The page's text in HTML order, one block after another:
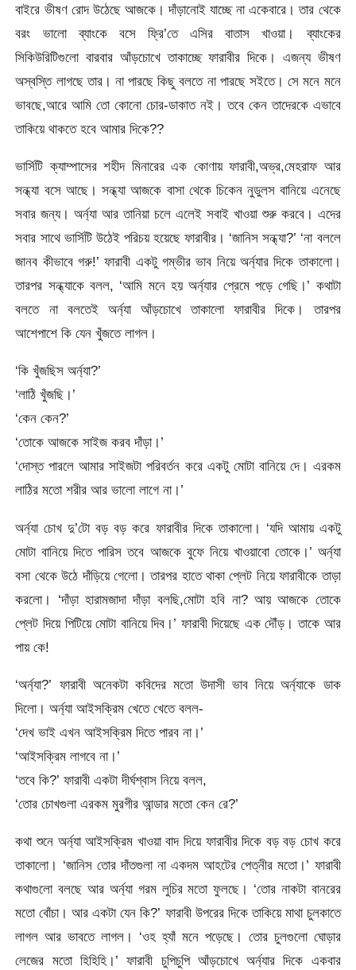
বাইরে ভীষণ রোদ উঠেছে আজকে। দাঁড়ানোই যাচ্ছে না একেবারে। তার থেকে
বরং ভালো ব্যাংকে বসে ফ্রি’তে এসির বাতাস খাওয়া। ব্যাংকের
সিকিউরিটিগুলো বারবার আঁড়চোখে তাকাচ্ছে ফারাবীর দিকে। এজন্য ভীষণ
অস্বস্তি লাগছে তার। না পারছে কিছু বলতে না পারছে সইতে। সে মনে মনে
ভাবছে,আরে আমি তো কোনো চোর-ডাকাত নই। তবে কেন তাদেরকে এভাবে
তাকিয়ে থাকতে হবে আমার দিকে??
ভার্সিটি ক্যাম্পাসের শহীদ মিনারের এক কোণায় ফারাবী,অভ্র,মেহরাফ আর
সন্ধ্যা বসে আছে। সন্ধ্যা আজকে বাসা থেকে চিকেন নুডুলস বানিয়ে এনেছে
সবার জন্য। অর্ন্যা আর তানিয়া চলে এলেই সবাই খাওয়া শুরু করবে। এদের
সবার সাথে ভার্সিটি উঠেই পরিচয় হয়েছে ফারাবীর। ‘জানিস সন্ধ্যা?’ ‘না বললে
জানব কীভাবে গরু!’ ফারাবী একটু গম্ভীর ভাব নিয়ে অর্ন্যার দিকে তাকালো।
তারপর সন্ধ্যাকে বলল, ‘আমি মনে হয় অর্ন্যার প্রেমে পড়ে গেছি।’ কথাটা
বলতে না বলতেই অর্ন্যা আঁড়চোখে তাকালো ফারাবীর দিকে। তারপর
আশেপাশে কি যেন খুঁজতে লাগল।
‘কি খুঁজছিস অর্ন্যা?’
‘লাঠি খুঁজছি।’
‘কেন কেন?’
‘তোকে আজকে সাইজ করব দাঁড়া।’
‘দোস্ত পারলে আমার সাইজটা পরিবর্তন করে একটু মোটা বানিয়ে দে। এরকম
লাঠির মতো শরীর আর ভালো লাগে না।’
অর্ন্যা চোখ দু’টো বড় বড় করে ফারাবীর দিকে তাকালো। ‘যদি আমায় একটু
মোটা বানিয়ে দিতে পারিস তবে আজকে বুফে নিয়ে খাওয়াবো তোকে।’ অর্ন্যা
বসা থেকে উঠে দাঁড়িয়ে গেলো। তারপর হাতে থাকা প্লেট নিয়ে ফারাবীকে তাড়া
করলো। ‘দাঁড়া হারামজাদা দাঁড়া বলছি,মোটা হবি না? আয় আজকে তোকে
প্লেট দিয়ে পিটিয়ে মোটা বানিয়ে দিব।’ ফারাবী দিয়েছে এক দৌঁড়। তাকে আর
পায় কে!
‘অর্ন্যা?’ ফারাবী অনেকটা কবিদের মতো উদাসী ভাব নিয়ে অর্ন্যাকে ডাক
দিলো। অর্ন্যা আইসক্রিম খেতে খেতে বলল-
‘দেখ ভাই এখন আইসক্রিম দিতে পারব না।’
‘আইসক্রিম লাগবে না।’
‘তবে কি?’ ফারাবী একটা দীর্ঘশ্বাস নিয়ে বলল,
‘তোর চোখগুলা এরকম মুরগীর আন্ডার মতো কেন রে?’
কথা শুনে অর্ন্যা আইসক্রিম খাওয়া বাদ দিয়ে ফারাবীর দিকে বড় বড় চোখ করে
তাকালো। ‘জানিস তোর দাঁতগুলা না একদম আহটের পেত্নীর মতো।’ ফারাবী
কথাগুলো বলছে আর অর্ন্যা গরম লুচির মতো ফুলছে। ‘তোর নাকটা বানরের
মতো বোঁচা। আর একটা যেন কি?’ ফারাবী উপরের দিকে তাকিয়ে মাথা চুলকাতে
লাগল আর ভাবতে লাগল। ‘ওহ হ্যাঁ মনে পড়েছে। তোর চুলগুলো ঘোড়ার
লেজের মতো হিহিহি।’ ফারাবী চুপিচুপি আঁড়চোখে অর্ন্যার দিকে একবার